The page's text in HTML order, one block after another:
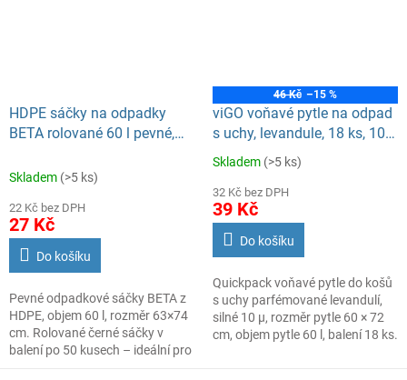
HDPE sáčky na odpadky
BETA rolované 60 l pevné,
Skladem (>5 ks)
22 Kč bez DPH
27 Kč
Do košíku
Pevné odpadkové sáčky BETA z
HDPE, objem 60 l, rozměr 63×74
cm. Rolované černé sáčky v
balení po 50 kusech – ideální pro
46 Kč –15 %
viGO voňavé pytle na odpad
s uchy, levandule, 18 ks, 10
µ, 60 × 72 cm, 60 l
Průměrné
produktu
je
5,0
hvězdiček.
Skladem (>5 ks)
32 Kč bez DPH
39 Kč
Do košíku
Quickpack voňavé pytle do košů
s uchy parfémované levandulí,
silné 10 µ, rozměr pytle 60 × 72
cm, objem pytle 60 l, balení 18 ks.